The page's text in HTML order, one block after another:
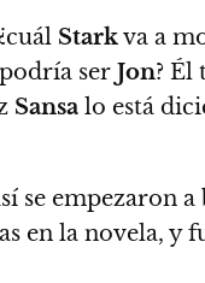
Starkva a
ser Jon? Él
Sansa lo está
se empezaron
en la novela, y